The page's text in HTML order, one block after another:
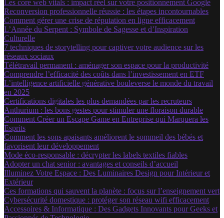
Les core web vitals : impact réel sur votre positionnement Google
Reconversion professionnelle réussie : les étapes incontournables
Comment gérer une crise de réputation en ligne efficacement
L’Année du Serpent : Symbole de Sagesse et d’Inspiration
Culturelle
7 techniques de storytelling pour captiver votre audience sur les
réseaux sociaux
Télétravail permanent : aménager son espace pour la productivité
Comprendre l’efficacité des coûts dans l’investissement en ETF
L’intelligence artificielle générative bouleverse le monde du travail
en 2025
Certifications digitales les plus demandées par les recruteurs
Anthurium : les bons gestes pour stimuler une floraison durable
Comment Créer un Escape Game en Entreprise qui Marquera les
Esprits
Comment les sons apaisants améliorent le sommeil des bébés et
favorisent leur développement
Mode éco-responsable : décrypter les labels textiles fiables
Adopter un chat senior : avantages et conseils d’accueil
Illuminez Votre Espace : Des Luminaires Design pour Intérieur et
Extérieur
Ces formations qui sauvent la planète : focus sur l’enseignement vert
Cybersécurité domestique : protéger son réseau wifi efficacement
Accessoires & Informatique : Des Gadgets Innovants pour Geeks et